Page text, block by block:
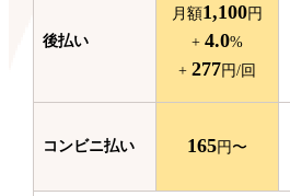
後払い
月額1,100円
+4.0%
+277円/回
コンビニ払い 165円〜